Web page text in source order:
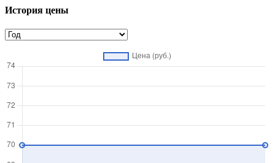
История цены